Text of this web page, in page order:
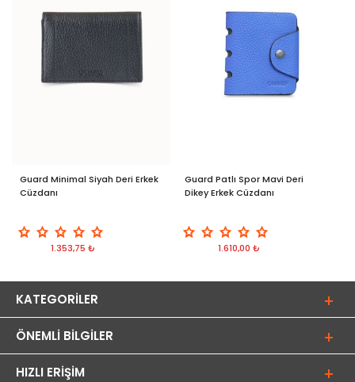
Guard Minimal Siyah Deri Erkek
Cüzdanı
1.353,75 ₺
Guard Patlı Spor Mavi Deri
Dikey Erkek Cüzdanı
1.610,00 ₺
KATEGORILER
ÖNEMLI BILGILER
HIZLI ERIŞIM